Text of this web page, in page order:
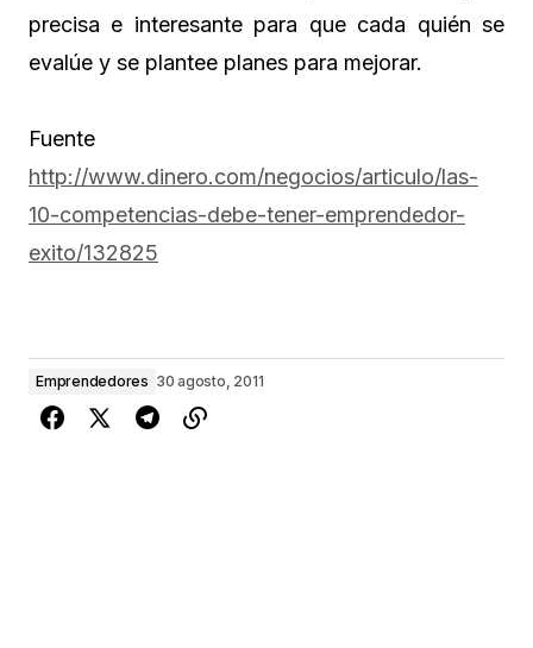
precisa e interesante para que cada quién se
evalúe y se plantee planes para mejorar.
Fuente
http://www.dinero.com/negocios/articulo/las-
10-competencias-debe-tener-emprendedor-
exito/132825
Emprendedores 30 agosto, 2011